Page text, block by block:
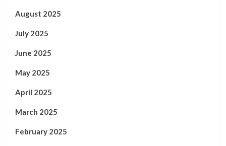
August 2025
July 2025
June 2025
May 2025
April 2025
March 2025
February 2025